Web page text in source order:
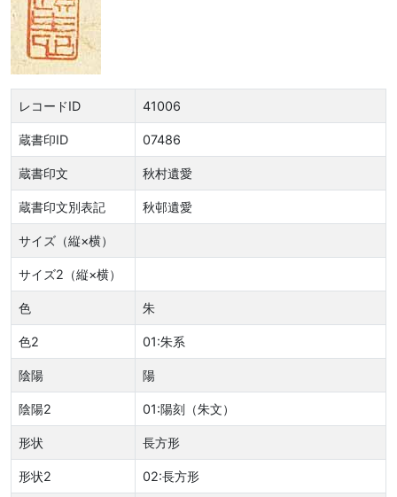
レコードID 41006
蔵書印ID 07486
蔵書印文 秋村遺愛
蔵書印文別表記 秋邨遺愛
サイズ（縦×横）
サイズ2（縦×横）
色 朱
色2 01:朱系
陰陽 陽
陰陽2 01:陽刻（朱文）
形状 長方形
形状2 02:長方形